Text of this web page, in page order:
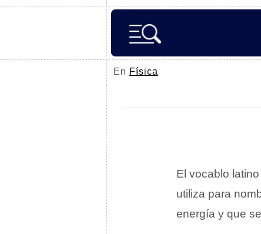
En Física
El vocablo latino
utiliza para
energía y que